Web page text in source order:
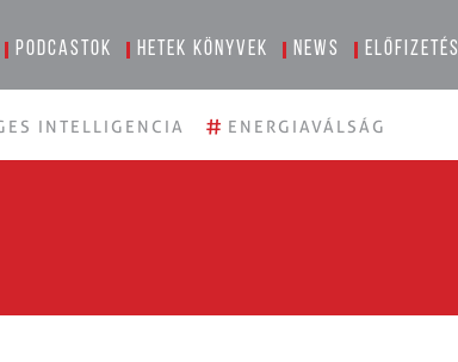
Podcastok Hetek könyvek News Előfizetés
INTELLIGENCIA # ENERGIAVÁLSÁG